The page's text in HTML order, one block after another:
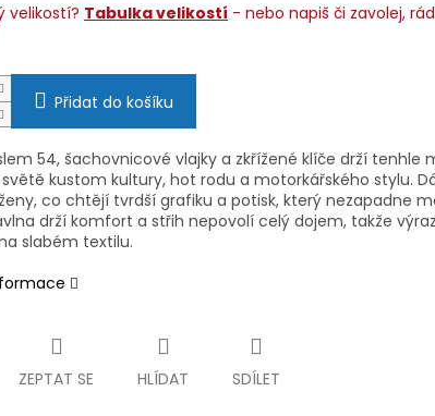
velikostí? Tabulka velikostí - nebo napiš či zavolej,
Přidat do košíku
54, šachovnicové vlajky a zkřížené klíče drží tenhle
kustom kultury, hot rodu a motorkářského stylu.
co chtějí tvrdší grafiku a potisk, který nezapadne
drží komfort a střih nepovolí celý dojem, takže
slabém textilu.
ZEPTAT SE HLÍDAT SDÍLET